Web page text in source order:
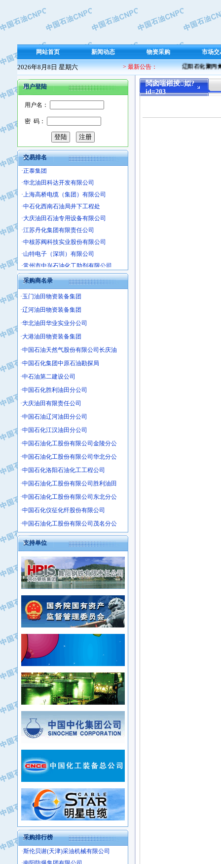
网站首页 新闻动态 物资采购 市场交
2026年8月8日 星期六 > 最新公告： 辽阳石化聚丙烯
用户登陆
用户名：
密 码：
交易排名
·保定北奥石油物探特种车辆制造有限
·盘锦辽河油田天意石油装备有限公司
·沧州市电气控制设备厂
·南石力天传动件有限公司
·浙江瑞普环境技术有限公司
·华北石油新大禹环保设备有限公司
·河北翼凌机械制造总厂
·萍乡市庞泰化工填料有限公司
·上海宝钢商贸有限公司
·辽河石油勘探局总机械厂
·正泰集团
·姜堰市三联助剂有限公司
·四川中光高技术研究所有限责任公司
·江苏天安防雷工程有限责任公司
·山东东营胜利工业园区
·自贡五洲防腐安装有限公司
·中核苏阀科技实业股份有限公司
·济南柴油机股份有限公司
·上海科瑞曼士德电源系统集成有限公
·东方合金铸造厂
·保定北奥石油物探特种车辆制造有限
·盘锦辽河油田天意石油装备有限公司
·南石力天传动件有限公司
·浙江瑞普环境技术有限公司
·华北石油新大禹环保设备有限公司
·河北翼凌机械制造总厂
·萍乡市庞泰化工填料有限公司
·实华(天津)国际贸易有限公司
·上海宝钢商贸有限公司
·辽河石油勘探局总机械厂
·正泰集团
·华北油田科达开发有限公司
·中石化西南石油局井下工程处
·大庆油田石油专用设备有限公司
·江苏丹化集团有限责任公司
·中核苏阀科技实业股份有限公司
·山特电子（深圳）有限公司
·常州市中兴石油化工助剂有限公司
·姜堰市三联助剂有限公司
·四川中光高技术研究所有限责任公司
·江苏天安防雷工程有限责任公司
·山东东营胜利工业园区
·自贡五洲防腐安装有限公司
采购商名录
·玉门油田物资装备集团
·辽河油田物资装备集团
·华北油田华业实业分公司
·大港油田物资装备集团
·中国石油天然气股份有限公司长庆油
·中国石化集团中原石油勘探局
·中石油第二建设公司
·中国石化胜利油田分公司
·大庆油田有限责任公司
·中国石油辽河油田分公司
·中国石化江汉油田分公司
·中国石油化工股份有限公司金陵分公
·中国石油化工股份有限公司华北分公
·中国石化洛阳石油化工工程公司
·中国石油化工股份有限公司胜利油田
·中国石油化工股份有限公司东北分公
·中国石化仪征化纤股份有限公司
·中国石油化工股份有限公司茂名分公
支持单位
采购排行榜
·中国石化茂名石化分公司
·中国石油大港油田分公司
·中油油气勘探软件国家工程研究中心
·西安长庆钻宇集团咸阳石化有限公司
·新疆新冠控制系统工程有限公司
·新疆安维消防设施器材有限公司
·华北石油津工机械制造有限公司
·中国石化茂名石化分公司
·上海赛科石油化工有限责任公司
·河北卓唯钢管制造有限公司
·上海高桥石化
·中国石化扬子石油化工股份有限公司
·中国石化上海石油化工股份有限公司
·中国石油长庆油田分公司
·中国石油宁夏石化分公司
·山东墨龙石油机械股份有限公司
·大庆油田物资集团
·斯伦贝谢(天津)采油机械有限公司
·南阳防爆集团有限公司
閲囪喘鎺掕姒?
id=203